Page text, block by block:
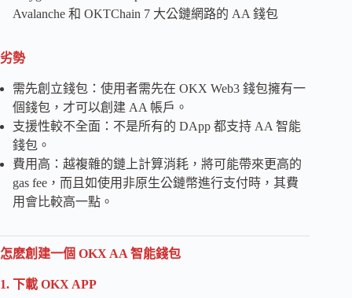
Avalanche 和 OKTChain 7 大公鏈網路的 AA 錢包
劣勢
需先創立錢包：使用者需先在 OKX Web3 錢包擁有一
個錢包，才可以創建 AA 帳戶。
支援性較不全面：不是所有的 DApp 都支持 AA 智能
錢包。
費用高：越複雜的鏈上計算消耗，將可能帶來更高的
gas fee，而且如使用非原生公鏈幣進行支付時，其費
用會比較高一點。
怎麽創建一個 OKX AA 智能錢包
1. 下載 OKX APP